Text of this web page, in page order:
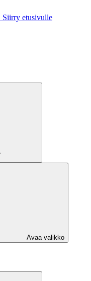
Siirry etusivulle
Avaa valikko